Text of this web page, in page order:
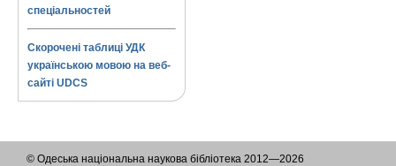
спеціальностей
Скорочені таблиці УДК
українською мовою на веб-
сайті UDCS
© Одеська національна наукова бібліотека 2012—2026